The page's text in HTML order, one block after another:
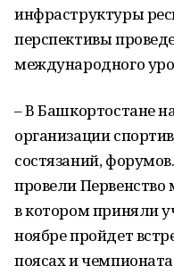
инфраструктуры
перспективы
международного
– В Башкортостане
организации
состязаний,
провели Первенство
в котором приняли
ноябре пройдет
поясах и